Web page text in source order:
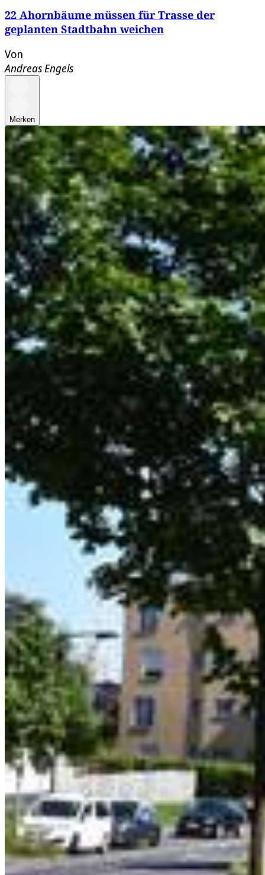
22 Ahornbäume müssen für Trasse der
geplanten Stadtbahn weichen
Von
Andreas Engels
Merken